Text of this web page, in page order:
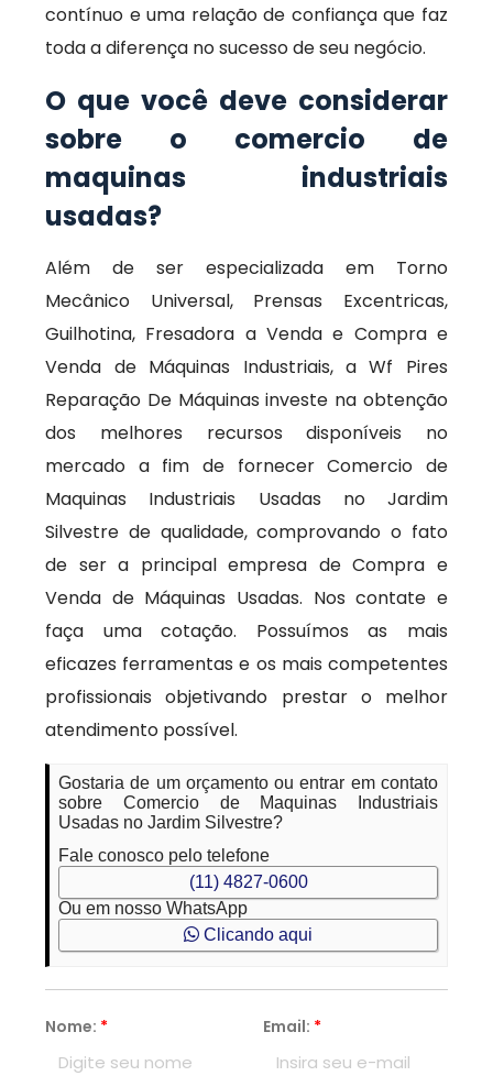
contínuo e uma relação de confiança que faz
toda a diferença no sucesso de seu negócio.
O que você deve considerar
sobre o comercio de
maquinas industriais
usadas?
Além de ser especializada em Torno
Mecânico Universal, Prensas Excentricas,
Guilhotina, Fresadora a Venda e Compra e
Venda de Máquinas Industriais, a Wf Pires
Reparação De Máquinas investe na obtenção
dos melhores recursos disponíveis no
mercado a fim de fornecer Comercio de
Maquinas Industriais Usadas no Jardim
Silvestre de qualidade, comprovando o fato
de ser a principal empresa de Compra e
Venda de Máquinas Usadas. Nos contate e
faça uma cotação. Possuímos as mais
eficazes ferramentas e os mais competentes
profissionais objetivando prestar o melhor
atendimento possível.
Gostaria de um orçamento ou entrar em contato
sobre Comercio de Maquinas Industriais
Usadas no Jardim Silvestre?
Fale conosco pelo telefone
(11) 4827-0600
Ou em nosso WhatsApp
Clicando aqui
Nome: * Email: *